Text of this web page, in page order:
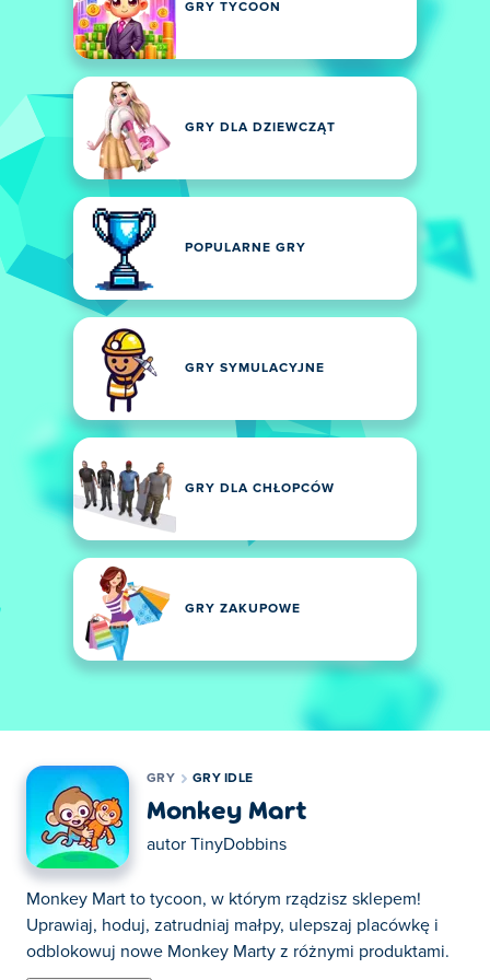
GRY TYCOON
GRY DLA DZIEWCZĄT
POPULARNE GRY
GRY SYMULACYJNE
GRY DLA CHŁOPCÓW
GRY ZAKUPOWE
GRY GRY IDLE
Monkey Mart
autor TinyDobbins
Monkey Mart to tycoon, w którym rządzisz sklepem!
Uprawiaj, hoduj, zatrudniaj małpy, ulepszaj placówkę i
odblokowuj nowe Monkey Marty z różnymi produktami.